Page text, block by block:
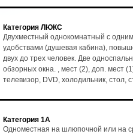
Категория ЛЮКС
Двухместный однокомнатный с
удобствами (душевая кабина),
двух до трех человек. Две
обзорных окна. , мест (2), доп. мест
телевизор, DVD, холодильник, стол,
Категория 1А
Одноместная на шлюпочной или на